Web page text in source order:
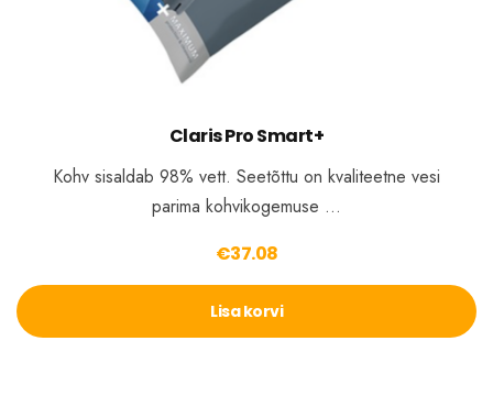
Claris Pro Smart+
Kohv sisaldab 98% vett. Seetõttu on kvaliteetne vesi
parima kohvikogemuse …
€37.08
Lisa korvi